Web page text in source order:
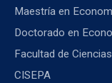
Maestría en
Doctorado en
Facultad de
CISEPA